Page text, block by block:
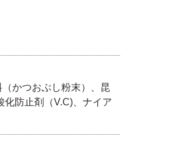
かつおぶし粉末）、昆
防止剤（V.C)、ナイア